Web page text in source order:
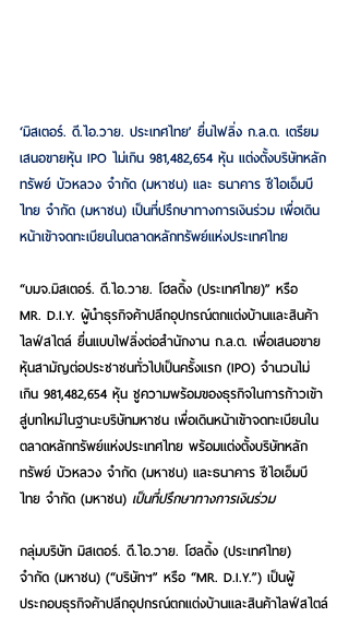
‘มิสเตอร์. ดี.ไอ.วาย. ประเทศไทย’ ยื่นไฟลิ่ง ก.ล.ต. เตรียม
เสนอขายหุ้น IPO ไม่เกิน 981,482,654 หุ้น แต่งตั้งบริษัทหลัก
ทรัพย์ บัวหลวง จำกัด (มหาชน) และ ธนาคาร ซีไอเอ็มบี
ไทย จำกัด (มหาชน) เป็นที่ปรึกษาทางการเงินร่วม เพื่อเดิน
หน้าเข้าจดทะเบียนในตลาดหลักทรัพย์แห่งประเทศไทย
“บมจ.มิสเตอร์. ดี.ไอ.วาย. โฮลดิ้ง (ประเทศไทย)” หรือ
MR. D.I.Y. ผู้นำธุรกิจค้าปลีกอุปกรณ์ตกแต่งบ้านและสินค้า
ไลฟ์สไตล์ ยื่นแบบไฟลิ่งต่อสำนักงาน ก.ล.ต. เพื่อเสนอขาย
หุ้นสามัญต่อประชาชนทั่วไปเป็นครั้งแรก (IPO) จำนวนไม่
เกิน 981,482,654 หุ้น ชูความพร้อมของธุรกิจในการก้าวเข้า
สู่บทใหม่ในฐานะบริษัทมหาชน เพื่อเดินหน้าเข้าจดทะเบียนใน
ตลาดหลักทรัพย์แห่งประเทศไทย พร้อมแต่งตั้งบริษัทหลัก
ทรัพย์ บัวหลวง จำกัด (มหาชน) และธนาคาร ซีไอเอ็มบี
ไทย จำกัด (มหาชน) เป็นที่ปรึกษาทางการเงินร่วม
กลุ่มบริษัท มิสเตอร์. ดี.ไอ.วาย. โฮลดิ้ง (ประเทศไทย)
จำกัด (มหาชน) (“บริษัทฯ” หรือ “MR. D.I.Y.”) เป็นผู้
ประกอบธุรกิจค้าปลีกอุปกรณ์ตกแต่งบ้านและสินค้าไลฟ์สไตล์